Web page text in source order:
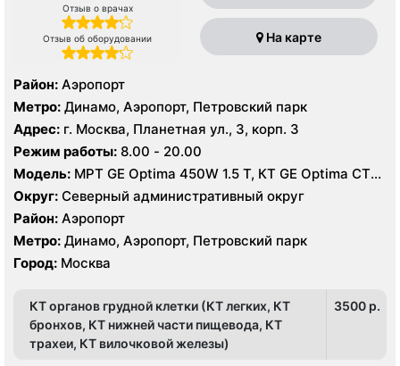
Отзыв о врачах
Отзыв об оборудовании На карте
Район: Аэропорт
Метро: Динамо, Аэропорт, Петровский парк
Адрес: г. Москва, Планетная ул., 3, корп. 3
Режим работы: 8.00 - 20.00
Модель: МРТ GE Optima 450W 1.5 T, КТ GE Optima CT
660 Asir 128 срезов, УЗИ GE LOGIQ S8
Округ: Северный административный округ
Район: Аэропорт
Метро: Динамо, Аэропорт, Петровский парк
Город: Москва
КТ органов грудной клетки (КТ легких, КТ
бронхов, КТ нижней части пищевода, КТ
трахеи, КТ вилочковой железы)
3500 p.